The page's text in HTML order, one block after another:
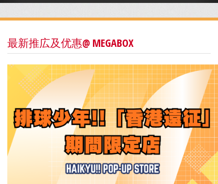
最新推広及优惠@ MEGABOX